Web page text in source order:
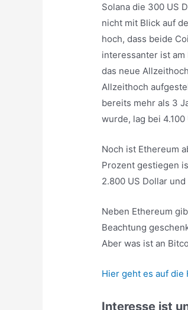
Solana die 300 US
nicht mit Blick auf
hoch, dass beide
interessanter ist am
das neue
Allzeithoch
bereits mehr als 3
wurde, lag bei 4.100
Noch ist Ethereum
Prozent gestiegen
2.800 US Dollar
Neben Ethereum
Beachtung
Aber was ist an
Hier geht es auf die
Interesse ist